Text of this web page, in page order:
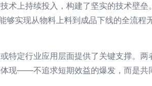
术上持续投入，构建了坚实的技术壁
够实现从物料上料到成品下线的全流
定行业应用层面提供了关键支撑。两
现——不追求短期效益的爆发，而是共